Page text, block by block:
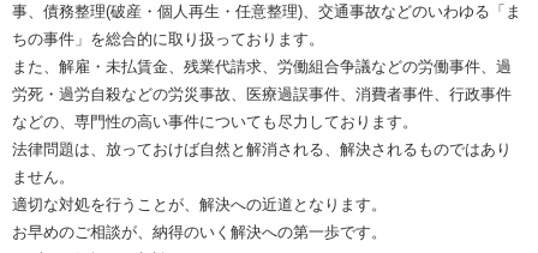
事、債務整理(破産・個人再生・任意整理)、交通事故などのいわゆる「ま
ちの事件」を総合的に取り扱っております。
また、解雇・未払賃金、残業代請求、労働組合争議などの労働事件、過
労死・過労自殺などの労災事故、医療過誤事件、消費者事件、行政事件
などの、専門性の高い事件についても尽力しております。
法律問題は、放っておけば自然と解消される、解決されるものではあり
ません。
適切な対処を行うことが、解決への近道となります。
お早めのご相談が、納得のいく解決への第一歩です。